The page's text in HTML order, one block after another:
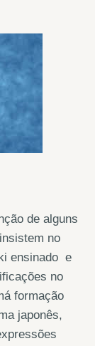
de alguns
no
ensinado e
no
formação
japonês,